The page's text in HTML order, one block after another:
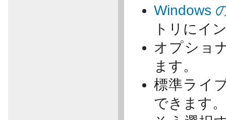
Windows
トリにイ
オプショ
ます。
標準ライ
できます